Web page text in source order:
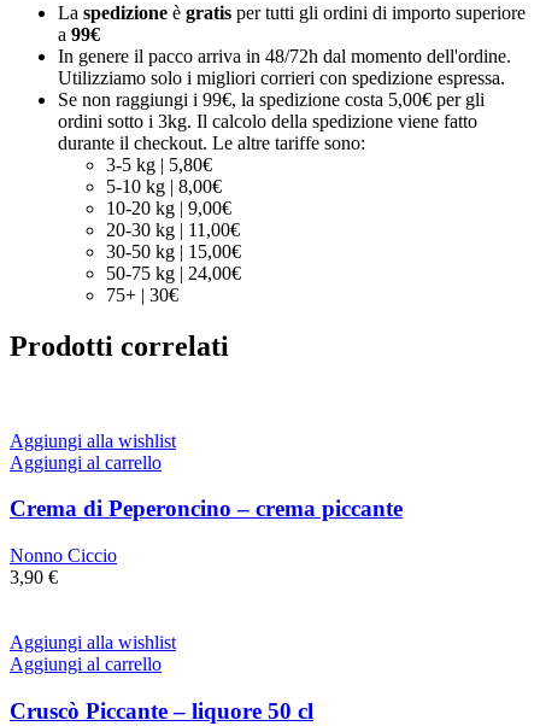
La spedizione è gratis per tutti gli ordini di importo superiore
a 99€
In genere il pacco arriva in 48/72h dal momento dell'ordine.
Utilizziamo solo i migliori corrieri con spedizione espressa.
Se non raggiungi i 99€, la spedizione costa 5,00€ per gli
ordini sotto i 3kg. Il calcolo della spedizione viene fatto
durante il checkout. Le altre tariffe sono:
3-5 kg | 5,80€
5-10 kg | 8,00€
10-20 kg | 9,00€
20-30 kg | 11,00€
30-50 kg | 15,00€
50-75 kg | 24,00€
75+ | 30€
Prodotti correlati
Aggiungi alla wishlist
Aggiungi al carrello
Crema di Peperoncino – crema piccante
Nonno Ciccio
3,90 €
Aggiungi alla wishlist
Aggiungi al carrello
Cruscò Piccante – liquore 50 cl